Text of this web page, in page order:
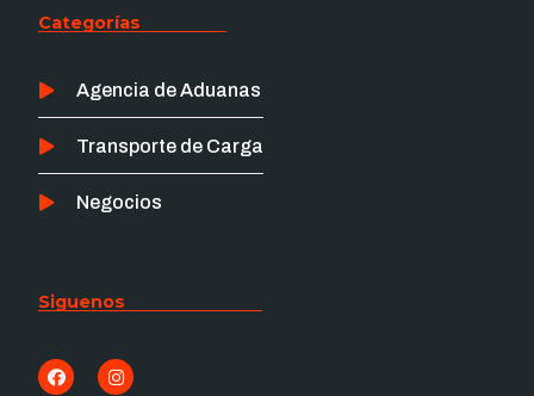
Categorías
Agencia de Aduanas
Transporte de Carga
Negocios
Siguenos